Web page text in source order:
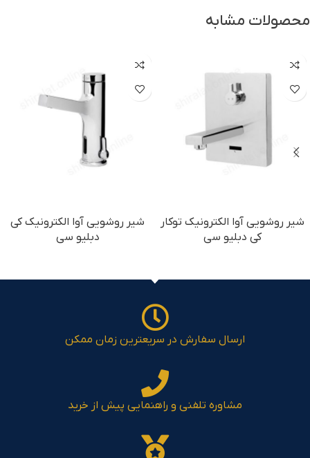
محصولات مشابه
شیر روشویی آوا الکترونیک توکار
کی دبلیو سی
شیر روشویی آوا الکترونیک کی
دبلیو سی
ارسال سفارش در سریعترین زمان ممکن
مشاوره تلفنی و راهنمایی پیش از خرید